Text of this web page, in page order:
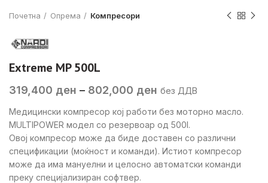
Почетна Опрема Компресори
Extreme MP 500L
319,400 ден – 802,000 ден Price
319,400 ден
through
802,000 ден
без ДДВ
Медицински компресор кој работи без моторно масло.
MULTIPOWER модел со резервоар од 500l.
Овој компресор може да биде доставен со различни
спецификации (моќност и команди). Истиот компресор
може да има мануелни и целосно автоматски команди
преку специјализиран софтвер.